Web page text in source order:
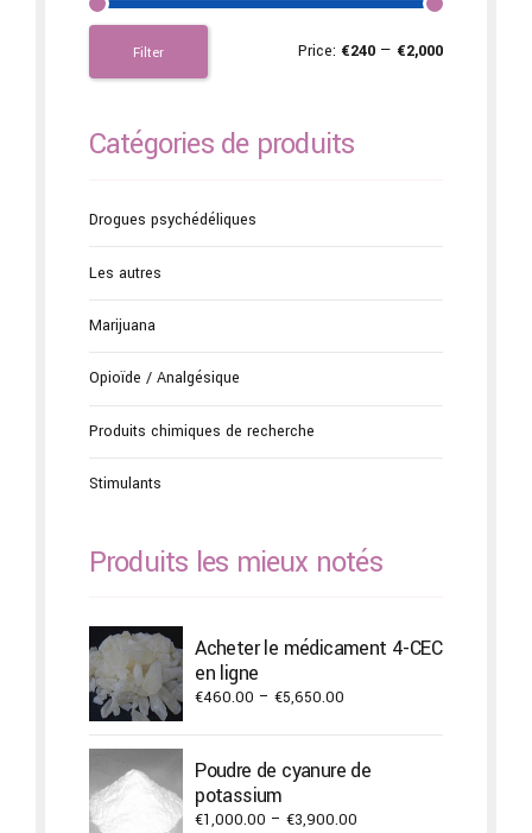
Filter Price: €240 — €2,000
Catégories de produits
Drogues psychédéliques
Les autres
Marijuana
Opioïde / Analgésique
Produits chimiques de recherche
Stimulants
Produits les mieux notés
Acheter le médicament 4-CEC
en ligne
€460.00 – €5,650.00
through
Poudre de cyanure de
potassium
€1,000.00 – €3,900.00